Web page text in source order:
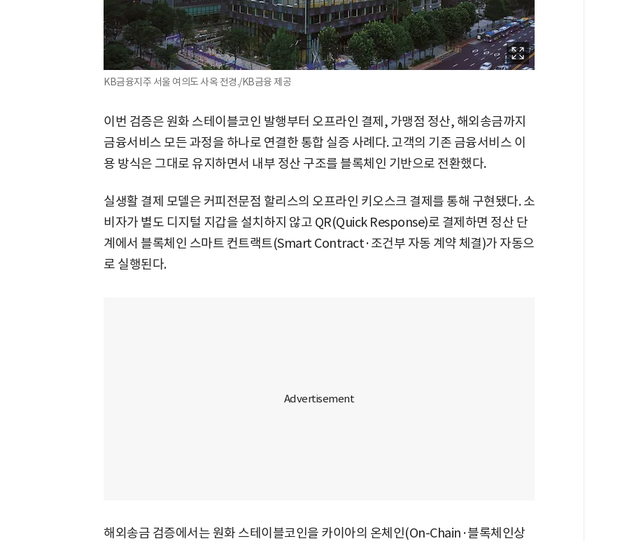
KB금융지주 서울 여의도 사옥 전경./KB금융 제공
이번 검증은 원화 스테이블코인 발행부터 오프라인 결제, 가맹점 정산, 해외송금까지
금융서비스 모든 과정을 하나로 연결한 통합 실증 사례다. 고객의 기존 금융서비스 이
용 방식은 그대로 유지하면서 내부 정산 구조를 블록체인 기반으로 전환했다.
실생활 결제 모델은 커피전문점 할리스의 오프라인 키오스크 결제를 통해 구현됐다. 소
비자가 별도 디지털 지갑을 설치하지 않고 QR(Quick Response)로 결제하면 정산 단
계에서 블록체인 스마트 컨트랙트(Smart Contract·조건부 자동 계약 체결)가 자동으
로 실행된다.
해외송금 검증에서는 원화 스테이블코인을 카이아의 온체인(On-Chain·블록체인상